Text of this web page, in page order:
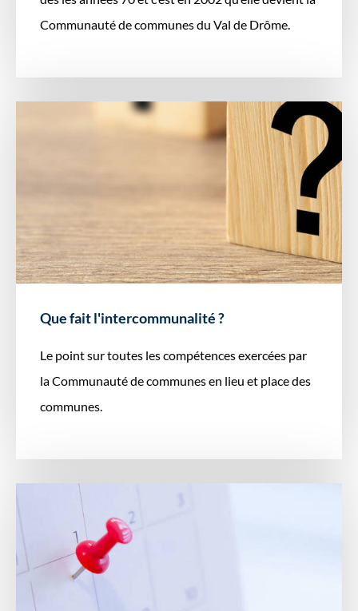
Communauté de communes du Val de Drôme.
Que fait l'intercommunalité ?
Le point sur toutes les compétences exercées par
la Communauté de communes en lieu et place des
communes.